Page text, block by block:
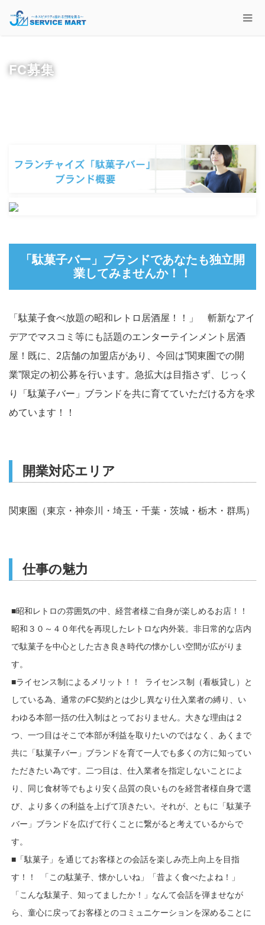
FC募集
「駄菓子バー」ブランドであなたも独立開
業してみませんか！！
「駄菓子食べ放題の昭和レトロ居酒屋！！」 斬新なアイ
デアでマスコミ等にも話題のエンターテインメント居酒
屋！既に、2店舗の加盟店があり、今回は”関東圏での開
業”限定の初公募を行います。急拡大は目指さず、じっく
り「駄菓子バー」ブランドを共に育てていただける方を求
めています！！
開業対応エリア
関東圏（東京・神奈川・埼玉・千葉・茨城・栃木・群馬）
仕事の魅力
■昭和レトロの雰囲気の中、経営者様ご自身が楽しめるお店！！
昭和３０～４０年代を再現したレトロな内外装。非日常的な店内
で駄菓子を中心とした古き良き時代の懐かしい空間が広がりま
す。
■ライセンス制によるメリット！！ ライセンス制（看板貸し）と
している為、通常のFC契約とは少し異なり仕入業者の縛り、い
わゆる本部一括の仕入制はとっておりません。大きな理由は２
つ、一つ目はそこで本部が利益を取りたいのではなく、あくまで
共に「駄菓子バー」ブランドを育て一人でも多くの方に知ってい
ただきたい為です。二つ目は、仕入業者を指定しないことによ
り、同じ食材等でもより安く品質の良いものを経営者様自身で選
び、より多くの利益を上げて頂きたい。それが、ともに「駄菓子
バー」ブランドを広げて行くことに繋がると考えているからで
す。
■「駄菓子」を通じてお客様との会話を楽しみ売上向上を目指
す！！ 「この駄菓子、懐かしいね」「昔よく食べたよね！」
「こんな駄菓子、知ってましたか！」なんて会話を弾ませなが
ら、童心に戻ってお客様とのコミュニケーションを深めることに